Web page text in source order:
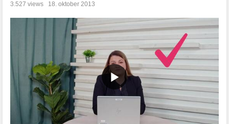
3.527 views 18. oktober 2013